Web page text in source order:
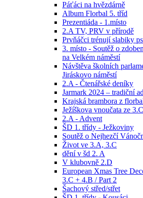
Páťáci na hvězdárně
Album Florbal 5. tříd
Prezentiáda - 1.místo
2.A TV, PRV v přírodě
Prvňáčci trénují slabiky
3. místo - Soutěž o
na Velkém náměstí
Návštěva školních
Jiráskovo náměstí
2.A - Čtenářské deníky
Jarmark 2024 – tradiční
Krajská brambora z
Ježíškova vnoučata ze
2.A - Advent
ŠD 1. třídy - Ježkoviny
Soutěž o Nejhezčí
Život ve 3.A, 3.C
dění v šd 2. A
V klubovně 2.D
European Xmas Tree
3.C + 4.B / Part 2
Šachový střed/střet